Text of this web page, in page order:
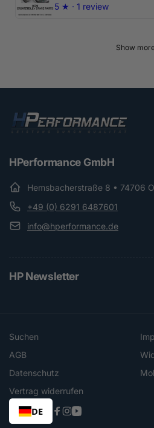
5 ★ · 1 review
Show
HPerformance GmbH
Hemsbacherstraße 8 • 74706
+49 (0) 6291 6487601
info@hperformance.de
HP Newsletter
Suchen
AGB
Datenschutz
Vertrag widerrufen
DE
Facebook
Instagram
YouTube